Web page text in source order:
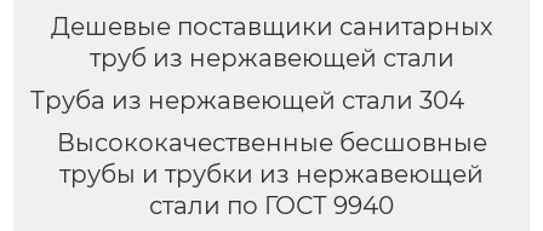
Дешевые поставщики санитарных
труб из нержавеющей стали
Труба из нержавеющей стали 304
Высококачественные бесшовные
трубы и трубки из нержавеющей
стали по ГОСТ 9940